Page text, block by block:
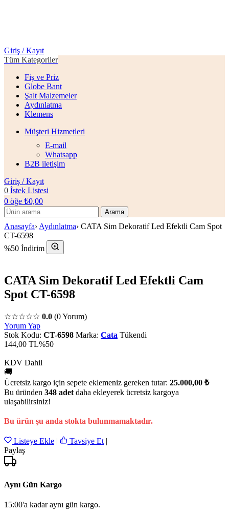
Giriş / Kayıt
Tüm Kategoriler
Fiş ve Priz
Globe Bant
Şalt Malzemeler
Aydınlatma
Klemens
Müşteri Hizmetleri
E-mail
Whatsapp
B2B iletişim
Giriş / Kayıt
0 İstek Listesi
0 öğe ₺0,00
Arama
Anasayfa› Aydınlatma› CATA Sim Dekoratif Led Efektli Cam Spot
CT-6598
%50 İndirim
CATA Sim Dekoratif Led Efektli Cam
Spot CT-6598
☆☆☆☆☆ 0.0 (0 Yorum)
Yorum Yap
Stok Kodu: CT-6598 Marka: Cata Tükendi
144,00 TL%50
KDV Dahil
🚚
Ücretsiz kargo için sepete eklemeniz gereken tutar: 25.000,00 ₺
Bu üründen 348 adet daha ekleyerek ücretsiz kargoya
ulaşabilirsiniz!
Bu ürün şu anda stokta bulunmamaktadır.
Listeye Ekle | Tavsiye Et |
Paylaş
Aynı Gün Kargo
15:00'a kadar aynı gün kargo.